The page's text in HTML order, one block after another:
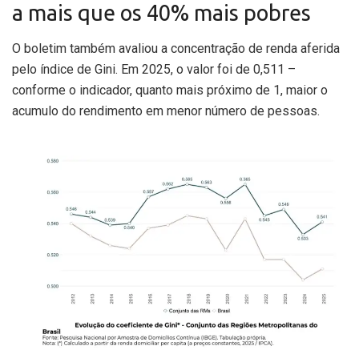
a mais que os 40% mais pobres
O boletim também avaliou a concentração de renda aferida
pelo índice de Gini. Em 2025, o valor foi de 0,511 –
conforme o indicador, quanto mais próximo de 1, maior o
acumulo do rendimento em menor número de pessoas.